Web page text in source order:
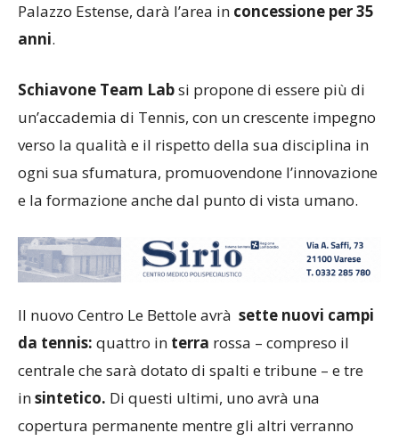
Palazzo Estense, darà l’area in concessione per 35
anni.
Schiavone Team Labsi propone di essere più di
un’accademia di Tennis, con un crescente impegno
verso la qualità e il rispetto della sua disciplina in
ogni sua sfumatura, promuovendone l’innovazione
e la formazione anche dal punto di vista umano.
Il nuovo Centro Le Bettole avrà sette nuovi campi
da tennis: quattro in terra rossa – compreso il
centrale che sarà dotato di spalti e tribune – e tre
insintetico. Di questi ultimi, uno avrà una
copertura permanente mentre gli altri verranno